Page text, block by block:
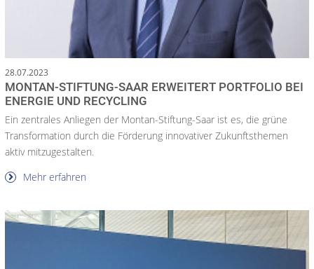
28.07.2023
MONTAN-STIFTUNG-SAAR ERWEITERT PORTFOLIO BEI
ENERGIE UND RECYCLING
Ein zentrales Anliegen der Montan-Stiftung-Saar ist es, die grüne
Transformation durch die Förderung innovativer Zukunftsthemen
aktiv mitzugestalten.
Mehr erfahren